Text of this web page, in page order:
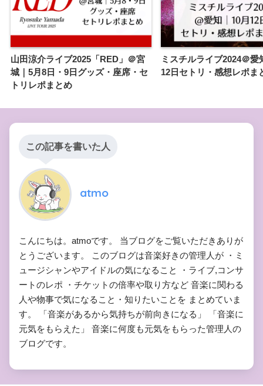
山田涼介ライブ2025「RED」＠宮
城｜5月8日・9日グッズ・座席・セ
トリレポまとめ
ミスチルライブ2024＠愛
12日セトリ・感想レポま
この記事を書いた人
atmo
こんにちは。atmoです。 当ブログをご覧いただきありが
とうございます。 このブログは音楽好きの管理人が ・ミ
ュージシャンやアイドルの気になること ・ライブ,コンサ
ートのレポ ・チケットの倍率や取り方など 音楽に関わる
人や物事で気になること・知りたいことを まとめていま
す。 「音楽があるから気持ちが前向きになる」 「音楽に
元気をもらえた」 音楽に何度も元気をもらった管理人の
ブログです。